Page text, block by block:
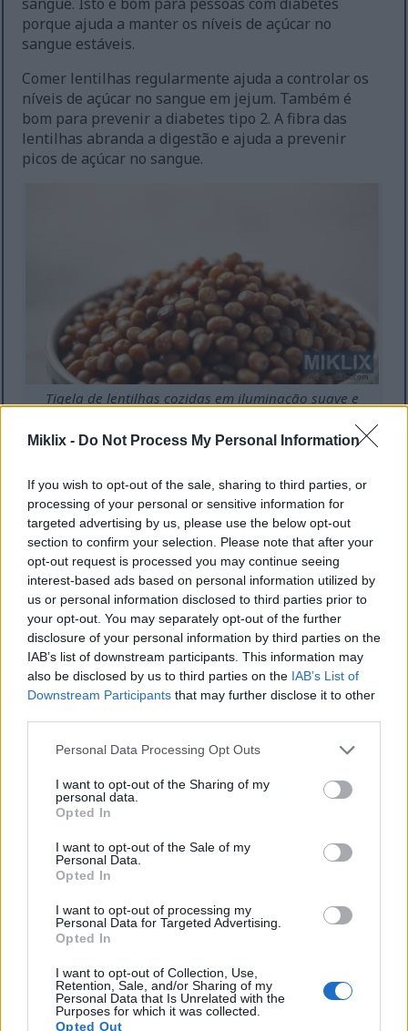
Miklix - Do Not Process My Personal Information
If you wish to opt-out of the sale, sharing to third parties, or
processing of your personal or sensitive information for
targeted advertising by us, please use the below opt-out
section to confirm your selection. Please note that after your
opt-out request is processed you may continue seeing
interest-based ads based on personal information utilized by
us or personal information disclosed to third parties prior to
your opt-out. You may separately opt-out of the further
disclosure of your personal information by third parties on the
IAB’s list of downstream participants. This information may
also be disclosed by us to third parties on the IAB’s List of
Downstream Participants that may further disclose it to other
Please note that this website/app uses one or more Google
not limited to your visit or usage behaviour. You may click to
grant or deny consent to Google and its third-party tags to
use your data for below specified purposes in below Google
consent section.
Personal Data Processing Opt Outs
I want to opt-out of the Sharing of my
personal data.
Opted In
I want to opt-out of the Sale of my
Personal Data.
Opted In
I want to opt-out of processing my
Personal Data for Targeted Advertising.
Opted In
I want to opt-out of Collection, Use,
Retention, Sale, and/or Sharing of my
Personal Data that Is Unrelated with the
Purposes for which it was collected.
Opted Out
porque ajuda a manter os níveis de açúcar no
sangue estáveis.
Comer lentilhas regularmente ajuda a controlar os
níveis de açúcar no sangue em jejum. Também é
bom para prevenir a diabetes tipo 2. A fibra das
lentilhas abranda a digestão e ajuda a prevenir
picos de açúcar no sangue.
Tigela de lentilhas cozidas em iluminação suave e
nutrição e controle de açúcar no sangue.
Clique ou toque na imagem para obter mais
Adicionar lentilhas às suas refeições, como sopas ou
saladas, pode ajudar a controlar a diabetes. São
fáceis de usar em muitas receitas e melhoram os
níveis de açúcar no sangue. Além disso, oferecem
muitos benefícios para a saúde.
Melhorar a Saúde Digestiva com
Lentilhas
a saúde digestiva. São ricos em fibra, o que é
fundamental para as evacuações regulares. Esta
fibra torna as fezes mais volumosas e fáceis de
expulsar, reduzindo a obstipação.
As lentilhas também ajudam a desenvolver boas
bactérias intestinais, apoiando a saúde intestinal.
uma boa digestão e pode prevenir doenças
estomacais. Estudos mostram que consumir
reduzir o risco de cancro do cólon.
A fibra faz mais do que apenas ajudar nas